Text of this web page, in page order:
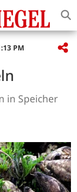
PM
in Speicher